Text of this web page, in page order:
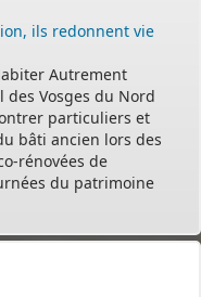
ils redonnent vie
Autrement
Vosges du Nord
particuliers et
bâti ancien lors des
rénovées de
du patrimoine